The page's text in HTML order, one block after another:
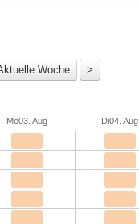
Mo03. Aug Di04. Aug